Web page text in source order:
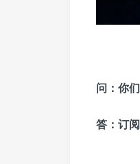
问： 你
答： 订